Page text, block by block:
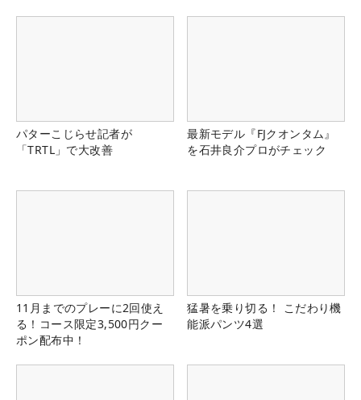
パターこじらせ記者が
「TRTL」で大改善
最新モデル『FJクオンタム』
を石井良介プロがチェック
11月までのプレーに2回使え
る！コース限定3,500円クー
ポン配布中！
猛暑を乗り切る！ こだわり機
能派パンツ4選